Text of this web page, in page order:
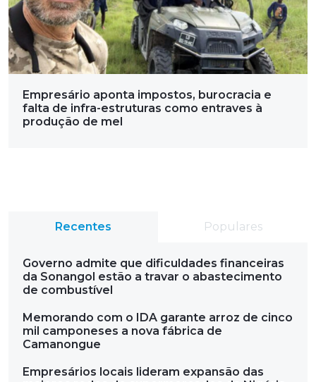
Empresário aponta impostos, burocracia e
falta de infra-estruturas como entraves à
produção de mel
Recentes Populares
Governo admite que dificuldades financeiras
da Sonangol estão a travar o abastecimento
de combustível
Memorando com o IDA garante arroz de cinco
mil camponeses a nova fábrica de
Camanongue
Empresários locais lideram expansão das